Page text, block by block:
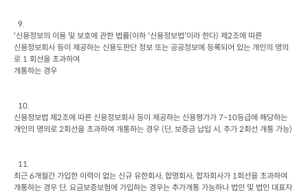
'신용정보의 이용 및 보호에 관한 법률(이하 '신용정보법'이라 한다) 제 2조에 따른
신용정보회사 등이 제공하는 신용도판단 정보 또는 공공정보에 등록되어 있는 개인의 명의
로 1 회선을 초과하여
개통하는 경우
신용정보법 제 2조에 따른 신용정보회사 등이 제공하는 신용평가가 7~10등급에 해당하는
개인의 명의로 2회선을 초과하여 개통하는 경우 (단, 보증금 납입 시 , 추가 2회선 개통 가능)
최근 6개월간 가입한 이력이 없는 신규 유한회사, 합명회사, 합자회사가 1회선을 초과하여
개통하는 경우 단, 요금보증보험에 가입하는 경우는 추가개통 가능하나 법인 및 법인 대표자